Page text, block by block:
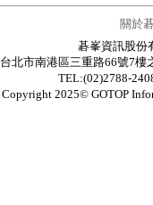
關於
碁峯資訊股份
台北市南港區三重路66號7樓
TEL:(02)2788-
Copyright 2025© GOTOP